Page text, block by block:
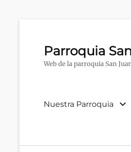
Parroquia
Web de la parroquia San
Menú
Nuestra Parroquia